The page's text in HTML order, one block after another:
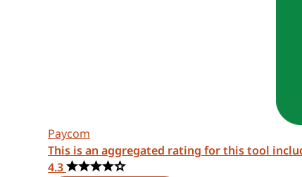
Paycom
This is an aggregated rating for this tool
4.3